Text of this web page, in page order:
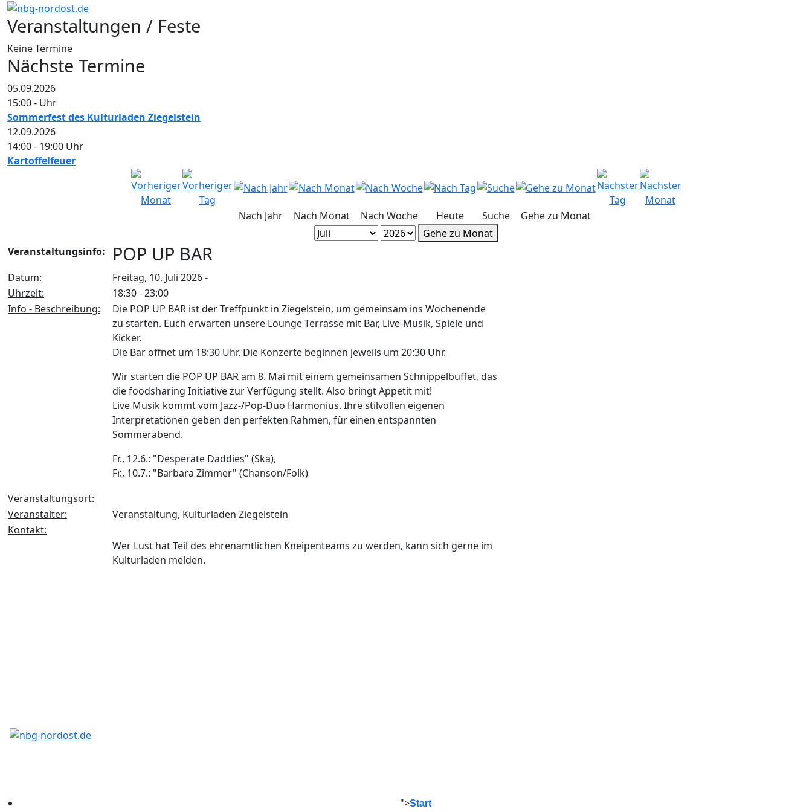
Veranstaltungen / Feste
Keine Termine
Nächste Termine
05.09.2026
15:00- Uhr
Sommerfest des Kulturladen Ziegelstein
12.09.2026
14:00- 19:00 Uhr
Kartoffelfeuer
Nach Jahr Nach Monat Nach Woche Heute Suche
Gehe zu Monat
Gehe zu Monat
Veranstaltungsinfo:
POP UP BAR
Datum:
Freitag, 10. Juli 2026 -
Uhrzeit:
18:30 - 23:00
Info - Beschreibung:
Die POP UP BAR ist der Treffpunkt in Ziegelstein, um gemeinsam ins Wochenende
zu starten. Euch erwarten unsere Lounge Terrasse mit Bar, Live-Musik, Spiele und
Kicker.
Die Bar öffnet um 18:30 Uhr. Die Konzerte beginnen jeweils um 20:30 Uhr.
Wir starten die POP UP BAR am 8. Mai mit einem gemeinsamen Schnippelbuffet, das
die foodsharing Initiative zur Verfügung stellt. Also bringt Appetit mit!
Live Musik kommt vom Jazz-/Pop-Duo Harmonius. Ihre stilvollen eigenen
Interpretationen geben den perfekten Rahmen, für einen entspannten
Sommerabend.
Fr., 12.6.: "Desperate Daddies" (Ska),
Fr., 10.7.: "Barbara Zimmer" (Chanson/Folk)
Veranstaltungsort:
Veranstalter:
Veranstaltung, Kulturladen Ziegelstein
Kontakt:
Wer Lust hat Teil des ehrenamtlichen Kneipenteams zu werden, kann sich gerne im
Kulturladen melden.
">Start